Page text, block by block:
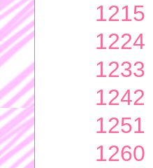
1215
1224
1233
1242
1251
1260